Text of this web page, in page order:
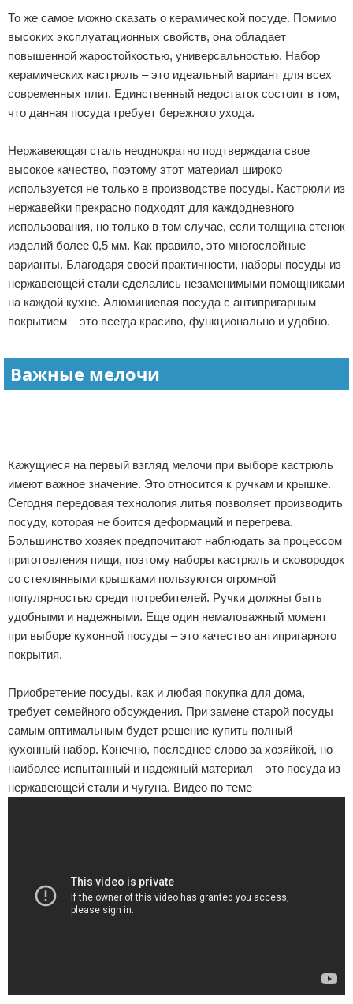
То же самое можно сказать о керамической посуде. Помимо
высоких эксплуатационных свойств, она обладает
повышенной жаростойкостью, универсальностью. Набор
керамических кастрюль – это идеальный вариант для всех
современных плит. Единственный недостаток состоит в том,
что данная посуда требует бережного ухода.
Нержавеющая сталь неоднократно подтверждала свое
высокое качество, поэтому этот материал широко
используется не только в производстве посуды. Кастрюли из
нержавейки прекрасно подходят для каждодневного
использования, но только в том случае, если толщина стенок
изделий более 0,5 мм. Как правило, это многослойные
варианты. Благодаря своей практичности, наборы посуды из
нержавеющей стали сделались незаменимыми помощниками
на каждой кухне. Алюминиевая посуда с антипригарным
покрытием – это всегда красиво, функционально и удобно.
Важные мелочи
Кажущиеся на первый взгляд мелочи при выборе кастрюль
имеют важное значение. Это относится к ручкам и крышке.
Сегодня передовая технология литья позволяет производить
посуду, которая не боится деформаций и перегрева.
Большинство хозяек предпочитают наблюдать за процессом
приготовления пищи, поэтому наборы кастрюль и сковородок
со стеклянными крышками пользуются огромной
популярностью среди потребителей. Ручки должны быть
удобными и надежными. Еще один немаловажный момент
при выборе кухонной посуды – это качество антипригарного
покрытия.
Приобретение посуды, как и любая покупка для дома,
требует семейного обсуждения. При замене старой посуды
самым оптимальным будет решение купить полный
кухонный набор. Конечно, последнее слово за хозяйкой, но
наиболее испытанный и надежный материал – это посуда из
нержавеющей стали и чугуна. Видео по теме